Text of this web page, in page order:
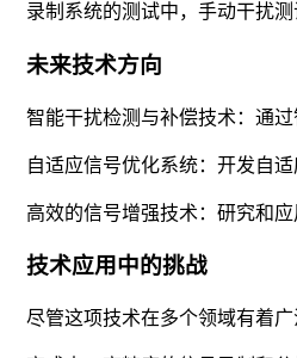
录制系统的测试中，手动干扰
未来技术方向
智能干扰检测与补偿技术：通
自适应信号优化系统：开发自
高效的信号增强技术：研究和
技术应用中的挑战
尽管这项技术在多个领域有着